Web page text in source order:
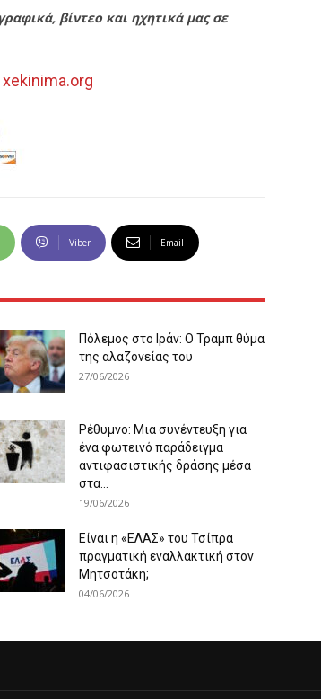
βίντεο και ηχητικά μας σε
xekinima.org
Viber Email
Πόλεμος στο Ιράν: Ο Τραμπ θύμα
της αλαζονείας του
27/06/2026
Ρέθυμνο: Μια συνέντευξη για
ένα φωτεινό παράδειγμα
αντιφασιστικής δράσης μέσα
στα...
19/06/2026
Είναι η «ΕΛΑΣ» του Τσίπρα
πραγματική εναλλακτική στον
Μητσοτάκη;
04/06/2026